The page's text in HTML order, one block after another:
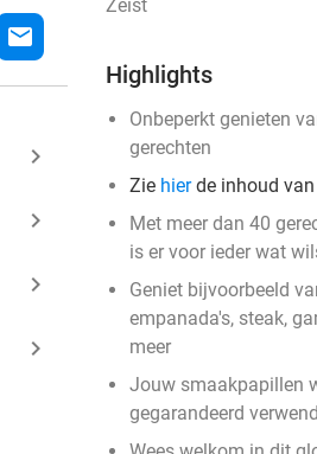
mail
keyboard_arrow_right
keyboard_arrow_right
keyboard_arrow_right
keyboard_arrow_right
Zeist
Highlights
Onbeperkt genieten
gerechten
Zie hierde inhoud van
Met meer dan 40
is er voor ieder wat
Geniet bijvoorbeeld
empanada's, steak,
meer
Jouw smaakpapillen
gegarandeerd verwend